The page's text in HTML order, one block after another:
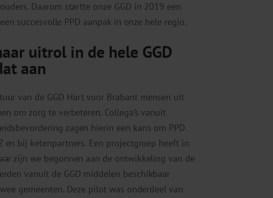
Daarom startte onze GGD in 2019 een
succesvolle PPD aanpak in onze hele regio.
uitrol in de hele GGD
aan
van de GGD Hart voor Brabant mensen uit
om zorg te verbeteren. Collega’s vanuit
zagen hierin een kans om PPD
en bij ketenpartners. Een projectgroep heeft in
zijn we begonnen aan de ontwikkeling van de
vanuit de GGD middelen beschikbaar
gemeenten. Deze pilot was onderdeel van